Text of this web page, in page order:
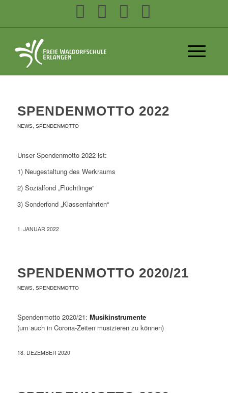
SPENDENMOTTO 2022
NEWS, SPENDENMOTTO
Unser Spendenmotto 2022 ist:
1) Neugestaltung des Werkraums
2) Sozialfond „Flüchtlinge“
3) Sonderfond „Klassenfahrten“
1. JANUAR 2022
SPENDENMOTTO 2020/21
NEWS, SPENDENMOTTO
Spendenmotto 2020/21: Musikinstrumente
(um auch in Corona-Zeiten musizieren zu können)
18. DEZEMBER 2020